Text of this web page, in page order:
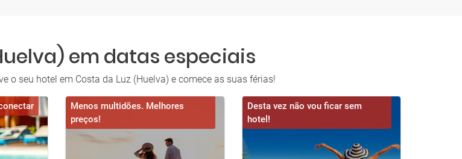
em datas especiais
o seu hotel em Costa da Luz (Huelva) e comece as suas férias!
Menos multidões. Melhores
preços!
Desta vez não vou ficar sem
hotel!